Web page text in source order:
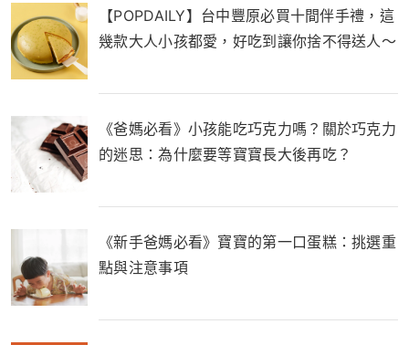
【POPDAILY】台中豐原必買十間伴手禮，這
幾款大人小孩都愛，好吃到讓你捨不得送人～
《爸媽必看》小孩能吃巧克力嗎？關於巧克力
的迷思：為什麼要等寶寶長大後再吃？
《新手爸媽必看》寶寶的第一口蛋糕：挑選重
點與注意事項